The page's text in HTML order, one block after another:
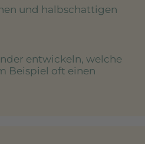
und halbschattigen
entwickeln, welche
Beispiel oft einen